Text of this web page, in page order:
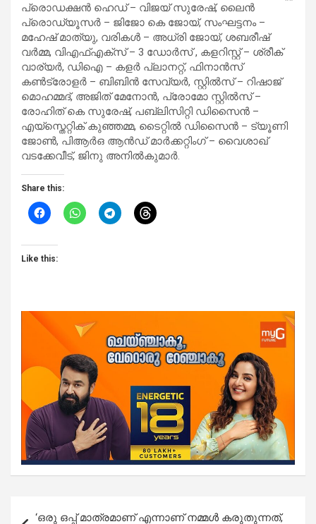
പ്രൊഡക്ഷൻ ഹെഡ് – വിജയ് സുരേഷ്, ലൈൻ
പ്രൊഡ്യൂസർ – ജിജോ കെ ജോയ്, സംഘട്ടനം –
മഹേഷ് മാത്യു, വരികൾ – അധ്രി ജോയ്, ശബരീഷ്
വർമ്മ, വിഎഫ്എക്സ് – 3 ഡോർസ് , കളറിസ്റ്റ് – ശ്രീക്
വാര്യർ, ഡിഐ – കളർ പ്ലാനറ്റ്, ഫിനാൻസ്
കൺട്രോളർ – ബിബിൻ സേവ്യർ, സ്റ്റിൽസ് – റിഷാജ്
മൊഹമ്മദ്, അജിത് മേനോൻ, പ്രോമോ സ്റ്റിൽസ് –
രോഹിത് കെ സുരേഷ്, പബ്ലിസിറ്റി ഡിസൈൻ –
എയ്‍സ്തെറ്റിക് കുഞ്ഞമ്മ, ടൈറ്റിൽ ഡിസൈൻ – ട്യൂണി
ജോൺ, പിആർഒ ആൻഡ് മാർക്കറ്റിംഗ് – വൈശാഖ്
വടക്കേവീട്, ജിനു അനിൽകുമാർ.
Share this:
Like this:
‘ഒരു ഒപ്പ് മാത്രമാണ് എന്നാണ് നമ്മൾ കരുതുന്നത്,